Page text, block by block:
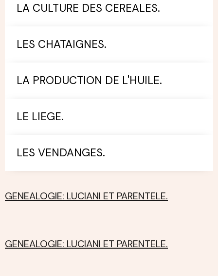
LA CULTURE DES CEREALES.
LES CHATAIGNES.
LA PRODUCTION DE L'HUILE.
LE LIEGE.
LES VENDANGES.
GENEALOGIE: LUCIANI ET PARENTELE.
GENEALOGIE: LUCIANI ET PARENTELE.